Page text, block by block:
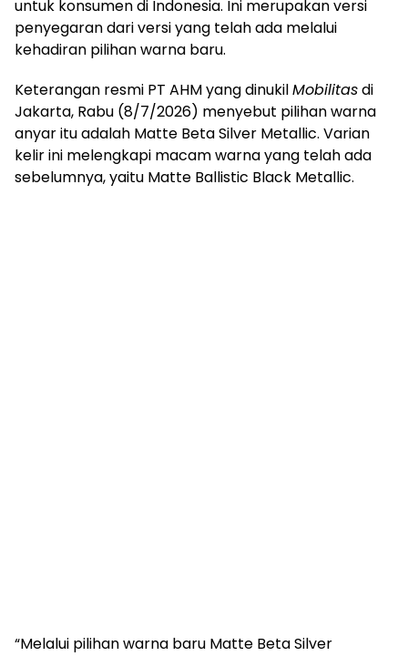
untuk konsumen di Indonesia. Ini merupakan versi
penyegaran dari versi yang telah ada melalui
kehadiran pilihan warna baru.
Keterangan resmi PT AHM yang dinukilMobilitasdi
Jakarta, Rabu (8/7/2026) menyebut pilihan warna
anyar itu adalah Matte Beta Silver Metallic. Varian
kelir ini melengkapi macam warna yang telah ada
sebelumnya, yaitu Matte Ballistic Black Metallic.
“Melalui pilihan warna baru Matte Beta Silver